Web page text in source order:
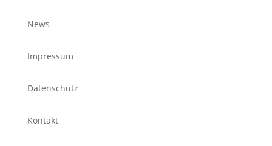
News
Impressum
Datenschutz
Kontakt